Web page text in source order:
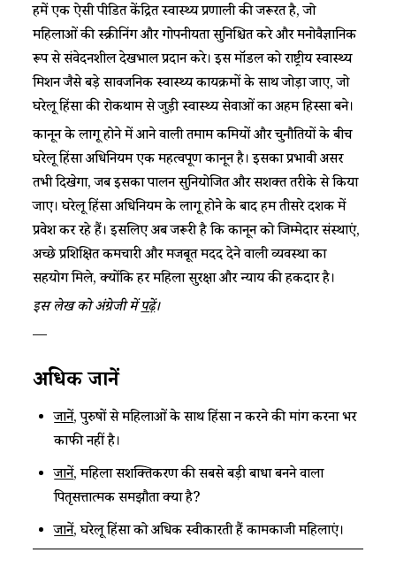
हमें एक ऐसी पीडित केंद्रित स्वास्थ्य प्रणाली की जरूरत है, जो
महिलाओं की स्क्रीनिंग और गोपनीयता सुनिश्चित करे और मनोवैज्ञानिक
रूप से संवेदनशील देखभाल प्रदान करे। इस मॉडल को राष्ट्रीय स्वास्थ्य
मिशन जैसे बड़े सार्वजनिक स्वास्थ्य कार्यक्रमों के साथ जोड़ा जाए, जो
घरेलू हिंसा की रोकथाम से जुड़ी स्वास्थ्य सेवाओं का अहम हिस्सा बने।
कानून के लागू होने में आने वाली तमाम कमियों और चुनौतियों के बीच
घरेलू हिंसा अधिनियम एक महत्वपूर्ण कानून है। इसका प्रभावी असर
तभी दिखेगा, जब इसका पालन सुनियोजित और सशक्त तरीके से किया
जाए। घरेलू हिंसा अधिनियम के लागू होने के बाद हम तीसरे दशक में
प्रवेश कर रहे हैं। इसलिए अब जरूरी है कि कानून को जिम्मेदार संस्थाएं,
अच्छे प्रशिक्षित कर्मचारी और मजबूत मदद देने वाली व्यवस्था का
सहयोग मिले, क्योंकि हर महिला सुरक्षा और न्याय की हकदार है।
इस लेख को अंग्रेजी मेंपढ़ें।
—
अधिक जानें
जानें, पुरुषों से महिलाओं के साथ हिंसा न करने की मांग करना भर
काफी नहीं है।
जानें, महिला सशक्तिकरण की सबसे बड़ी बाधा बनने वाला
पितृसत्तात्मक समझौता क्या है?
जानें, घरेलू हिंसा को अधिक स्वीकारती हैं कामकाजी महिलाएं।